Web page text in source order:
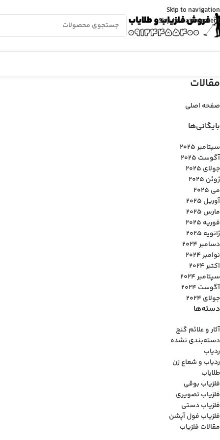
Skip to navigation
Skip to main content
مقالات
صفحه اصلی
بایگانی‌ها
سپتامبر 2025
آگوست 2025
جولای 2025
ژوئن 2025
می 2025
آوریل 2025
مارس 2025
فوریه 2025
ژانویه 2025
دسامبر 2024
نوامبر 2024
اکتبر 2024
سپتامبر 2024
آگوست 2024
جولای 2024
دسته‌ها
آثار و علائم گنج
دسته‌بندی نشده
ردیاب
ردیاب و شعاع زن
طلایاب
فلزیاب بوقی
فلزیاب تصویری
فلزیاب دستی
فلزیاب فول آپشن
مقالات فلزیاب